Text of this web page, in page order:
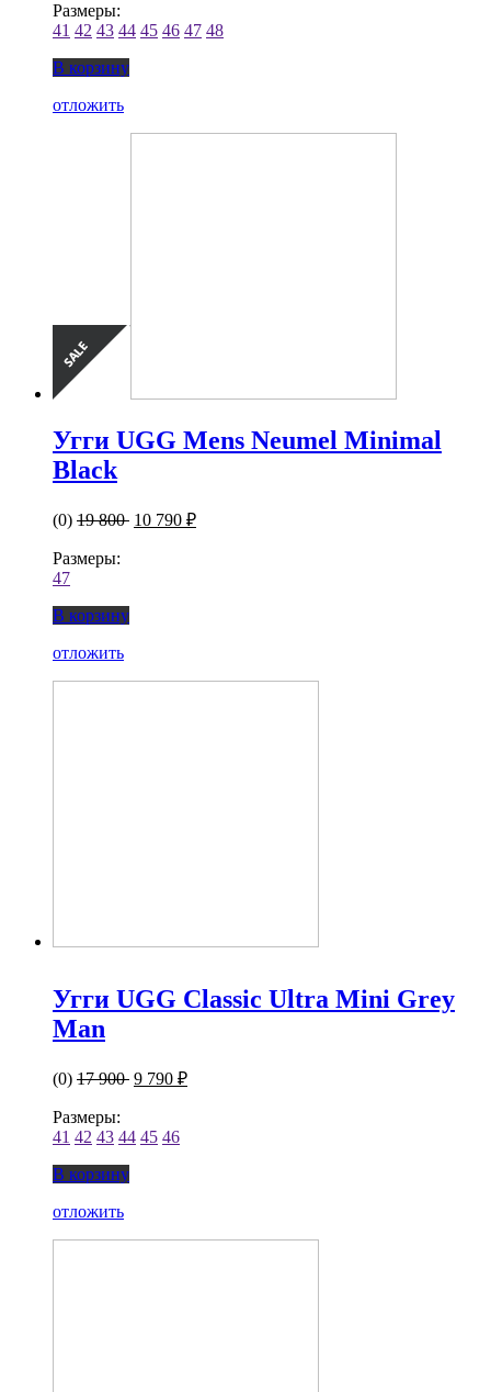
Размеры:
41 42 43 44 45 46 47 48
В корзину
отложить
Угги UGG Mens Neumel Minimal
Black
(0) 19 800 10 790 ₽
Размеры:
47
В корзину
отложить
Угги UGG Classic Ultra Mini Grey
Man
(0) 17 900 9 790 ₽
Размеры:
41 42 43 44 45 46
В корзину
отложить